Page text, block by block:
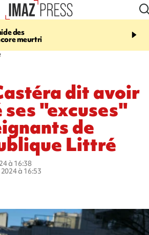
des
meurtri
13:09
Des
font cinq morts en
dit avoir
"excuses"
de
Littré
à 16:38
à 16:53